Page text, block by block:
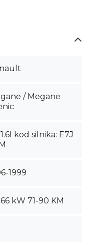
/ Megane
kod silnika: E7J
1999
kW 71-90 KM